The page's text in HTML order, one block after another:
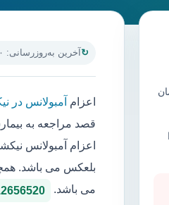
آخرین به‌روزرسانی: ۳۰ تیر ۱۴۰۵
اعزام آمبولانس در
قصد مراجعه به
اعزام آمبولانس
بلعکس می باشد.
می باشد.